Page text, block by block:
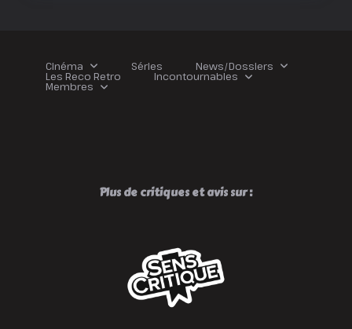
Cinéma Séries News/Dossiers
Les Reco Retro Incontournables
Membres
Plus de critiques et avis sur :